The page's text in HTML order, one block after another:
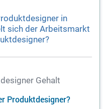
in
sich der Arbeitsmarkt
Gehalt
Produktdesigner?